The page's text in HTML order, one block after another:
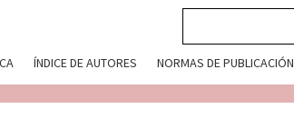
ÍNDICE DE AUTORES NORMAS DE PUBLICACIÓN